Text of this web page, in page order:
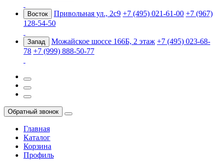
Восток Привольная ул., 2с9 +7 (495) 021-61-00 +7 (967)
128-54-50
Запад Можайское шоссе 166Б, 2 этаж +7 (495) 023-68-
78 +7 (999) 888-50-77
Обратный звонок
Главная
Каталог
Корзина
Профиль